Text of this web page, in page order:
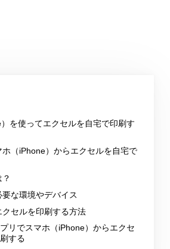
を使ってエクセルを自宅で印刷す
（iPhone）からエクセルを自宅で
な環境やデバイス
セルを印刷する方法
リでスマホ（iPhone）からエクセ
する